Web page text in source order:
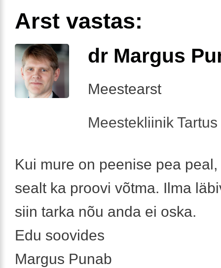
Arst vastas:
dr Margus
Meestearst
Meestekliinik
Kui mure on peenise pea
sealt ka proovi võtma. Ilma
siin tarka nõu anda ei oska.
Edu soovides
Margus Punab